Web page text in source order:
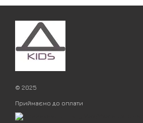
© 2025
Приймаємо до оплати